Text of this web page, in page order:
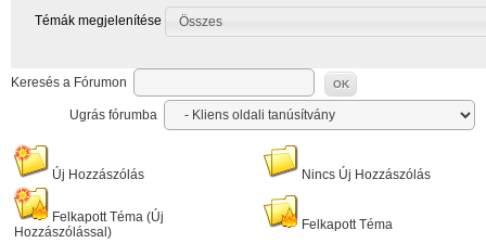
Témák megjelenítése Összes
Keresés a Fórumon OK
Ugrás fórumba
Új Hozzászólás Nincs Új Hozzászólás
Felkapott Téma (Új
Hozzászólással)
Felkapott Téma